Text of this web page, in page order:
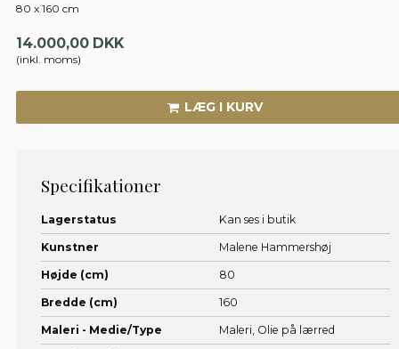
80 x 160 cm
14.000,00 DKK
(inkl. moms)
LÆG I KURV
Specifikationer
Lagerstatus Kan ses i butik
Kunstner Malene Hammershøj
Højde (cm) 80
Bredde (cm) 160
Maleri - Medie/Type Maleri, Olie på lærred